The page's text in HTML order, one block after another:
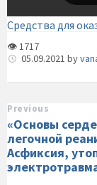
Средства для
👁 1717
05.09.2021 by
Previous
«Основы
легочной
Асфиксия,